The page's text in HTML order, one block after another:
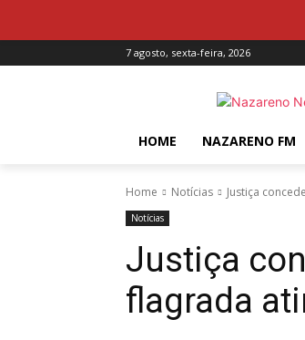
7 agosto, sexta-feira, 2026
HOME NAZARENO FM
Home Notícias Justiça
Notícias
Justiça
flagrada